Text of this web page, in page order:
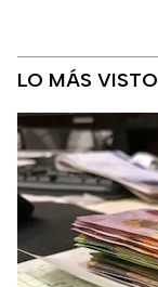
LO MÁS VISTO